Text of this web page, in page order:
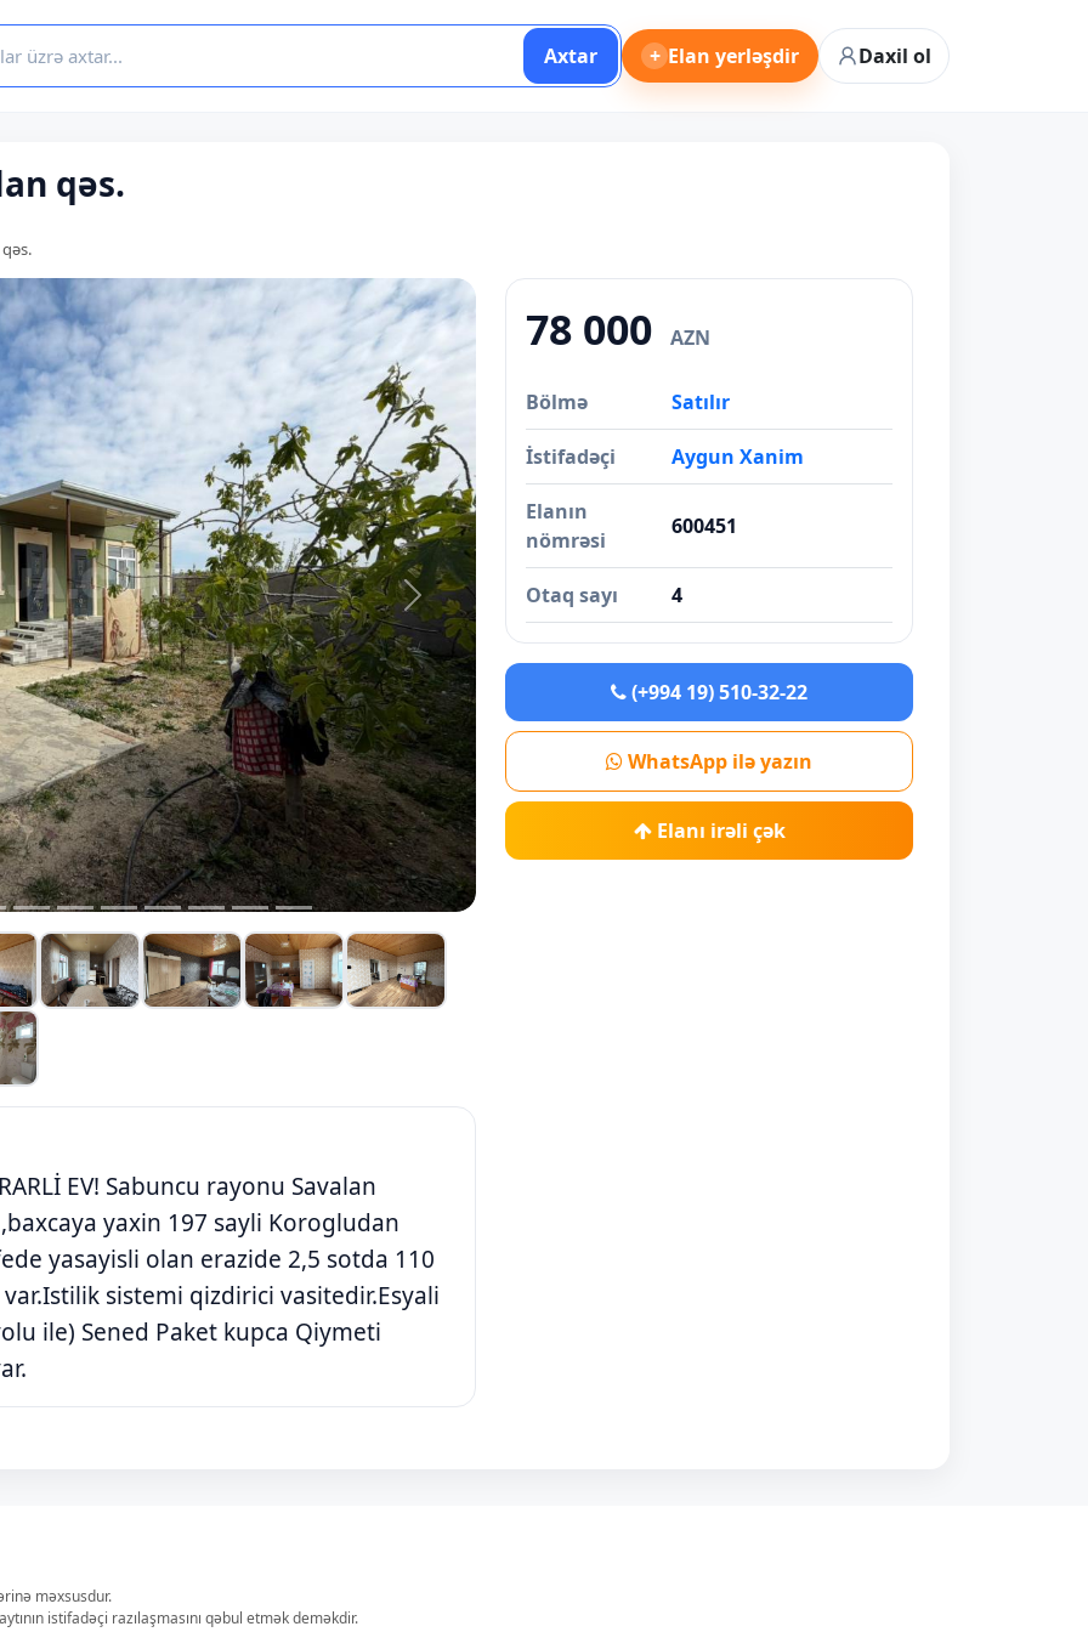
Axtar + Elan yerləşdir Daxil ol
qəs.
Next
EV! Sabuncu rayonu Savalan
yaxin 197 sayli Korogludan
yasayisli olan erazide 2,5 sotda 110
sistemi qizdirici vasitedir.Esyali
ile) Sened Paket kupca Qiymeti
78 000 AZN
Bölmə Satılır
İstifadəçi Aygun Xanim
Elanın
nömrəsi
600451
Otaq sayı 4
(+994 19) 510-32-22
WhatsApp ilə yazın
Elanı irəli çək
məxsusdur.
istifadəçi razılaşmasını qəbul etmək deməkdir.